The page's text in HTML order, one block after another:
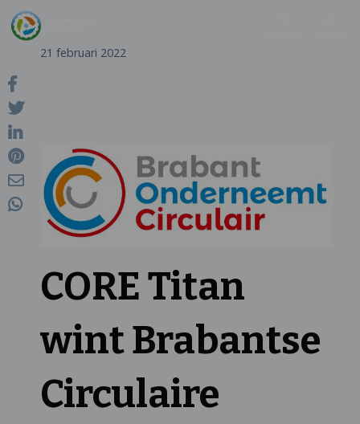
21 februari 2022
CORE Titan
wint Brabantse
Circulaire